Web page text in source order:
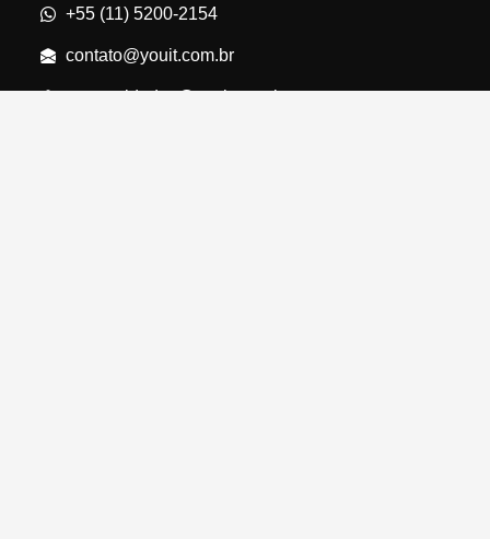
+55 (11) 5200-2154
contato@youit.com.br
oportunidades@youit.com.br